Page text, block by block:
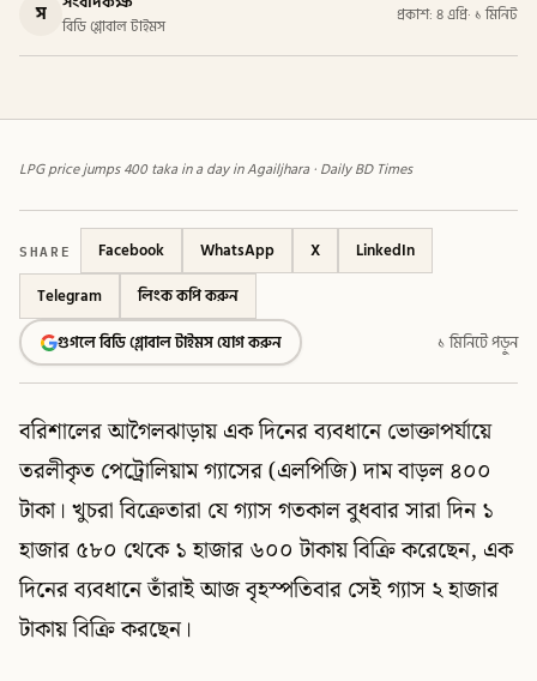
স বিডি গ্লোবাল টাইমস
প্রকাশ: ৪ এপ্রি· ১ মিনিট
LPG price jumps 400 taka in a day in Agailjhara · Daily BD Times
SHARE Facebook WhatsApp X
LinkedIn
Telegram
লিংক কপি করুন
গুগলে বিডি গ্লোবাল টাইমস যোগ করুন
১ মিনিটে পড়ুন
বরিশালের আগৈলঝাড়ায় এক দিনের ব্যবধানে ভোক্তাপর্যায়ে
তরলীকৃত পেট্রোলিয়াম গ্যাসের (এলপিজি) দাম বাড়ল ৪০০
টাকা। খুচরা বিক্রেতারা যে গ্যাস গতকাল বুধবার সারা দিন ১
হাজার ৫৮০ থেকে ১ হাজার ৬০০ টাকায় বিক্রি করেছেন, এক
দিনের ব্যবধানে তাঁরাই আজ বৃহস্পতিবার সেই গ্যাস ২ হাজার
টাকায় বিক্রি করছেন।